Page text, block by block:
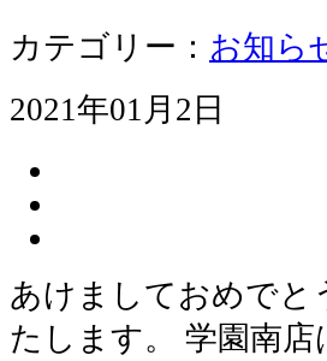
カテゴリー： お知ら
2021年01月2日
あけましておめでと
たします。 学園南